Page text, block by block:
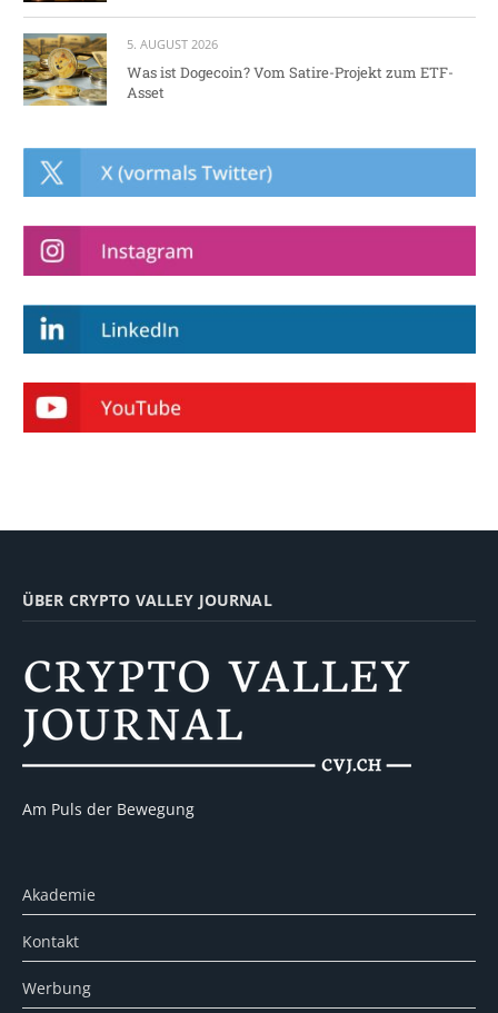
5. AUGUST 2026
Was ist Dogecoin? Vom Satire-Projekt zum ETF-
Asset
ÜBER CRYPTO VALLEY JOURNAL
Am Puls der Bewegung
Akademie
Kontakt
Werbung